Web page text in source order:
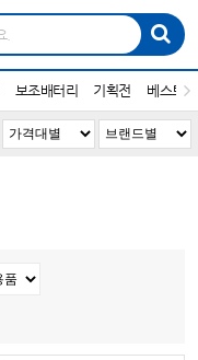
보조배터리 기획전 베스트